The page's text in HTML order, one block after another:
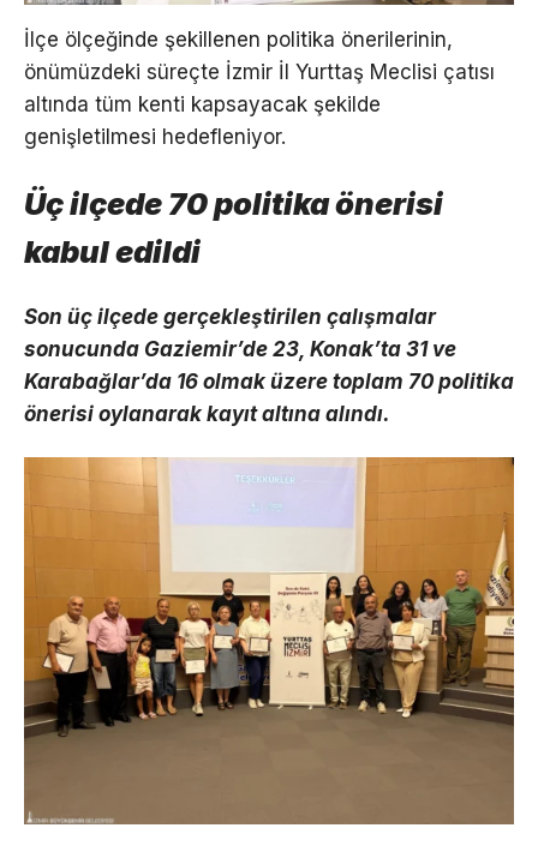
İlçe ölçeğinde şekillenen politika önerilerinin,
önümüzdeki süreçte İzmir İl Yurttaş Meclisi çatısı
altında tüm kenti kapsayacak şekilde
genişletilmesi hedefleniyor.
Üç ilçede 70 politika önerisi
kabul edildi
Son üç ilçede gerçekleştirilen çalışmalar
sonucunda Gaziemir’de 23, Konak’ta 31 ve
Karabağlar’da 16 olmak üzere toplam 70 politika
önerisi oylanarak kayıt altına alındı.